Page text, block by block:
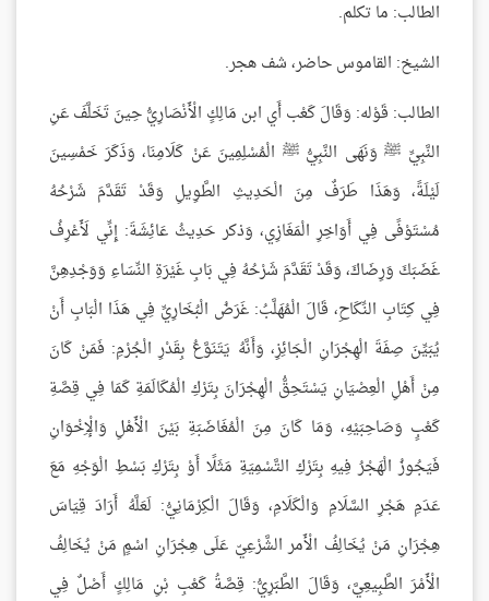
الطالب: ما تكلم.
الشيخ: القاموس حاضر، شف هجر.
الطالب: قَوْله: وَقَالَ كَعْب أَي ابن مَالِكٍ الْأَنْصَارِيُّ حِينَ تَخَلَّفَ عَنِ
النَّبِيِّ ﷺ وَنَهَى النَّبِيُّ ﷺ الْمُسْلِمِينَ عَنْ كَلَامِنَا، وَذَكَرَ خَمْسِينَ
لَيْلَةً، وَهَذَا طَرَفٌ مِنَ الْحَدِيثِ الطَّوِيلِ وَقَدْ تَقَدَّمَ شَرْحُهُ
مُسْتَوْفًى فِي أَوَاخِرِ الْمَغَازِي، وَذكر حَدِيثُ عَائِشَةَ: إِنِّي لَأَعْرِفُ
غَضَبَكَ وَرِضَاكَ، وَقَدْ تَقَدَّمَ شَرْحُهُ فِي بَابِ غَيْرَةِ النِّسَاءِ وَوَجْدِهِنَّ
فِي كِتَابِ النِّكَاحِ، قَالَ الْمُهَلَّبُ: غَرَضُ الْبُخَارِيِّ فِي هَذَا الْبَابِ أَنْ
يُبَيِّنَ صِفَةَ الْهِجْرَانِ الْجَائِزِ، وَأَنَّهُ يَتَنَوَّعُ بِقَدْرِ الْجُرْمِ: فَمَنْ كَانَ
مِنْ أَهْلِ الْعِصْيَانِ يَسْتَحِقُّ الْهِجْرَانَ بِتَرْكِ الْمُكَالَمَةِ كَمَا فِي قِصَّةِ
كَعْبٍ وَصَاحِبَيْهِ، وَمَا كَانَ مِنَ الْمُغَاضَبَةِ بَيْنَ الْأَهْلِ وَالْإِخْوَانِ
فَيَجُوزُ الْهَجْرُ فِيهِ بِتَرْكِ التَّسْمِيَةِ مَثَلًا أَوْ بِتَرْكِ بَسْطِ الْوَجْهِ مَعَ
عَدَمِ هَجْرِ السَّلَامِ وَالْكَلَامِ، وَقَالَ الْكِرْمَانِيُّ: لَعَلَّهُ أَرَادَ قِيَاسَ
هِجْرَانِ مَنْ يُخَالِفُ الْأَمر الشَّرْعِيّ عَلَى هِجْرَانِ اسْمٍ مَنْ يُخَالِفُ
الْأَمْرَ الطَّبِيعِيَّ، وَقَالَ الطَّبَرِيُّ: قِصَّةُ كَعْبِ بْنِ مَالِكٍ أَصْلٌ فِي